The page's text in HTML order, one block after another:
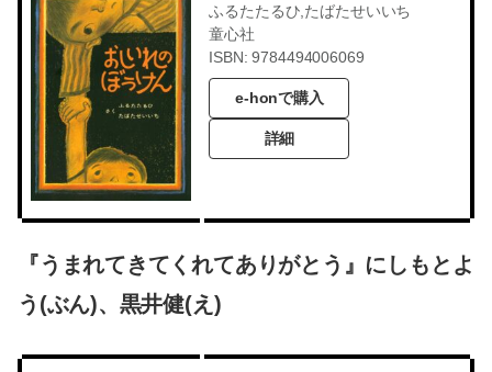
ふるたたるひ,たばたせいいち
童心社
ISBN: 9784494006069
e-honで購入
詳細
『うまれてきてくれてありがとう』にしもとよ
う(ぶん)、黒井健(え)